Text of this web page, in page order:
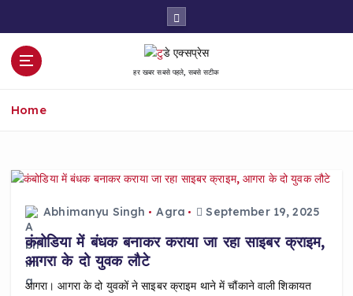
हर खबर सबसे पहले, सबसे सटीक
Home
Abhimanyu Singh Agra September 19, 2025
कंबोडिया में बंधक बनाकर कराया जा रहा साइबर क्राइम,
आगरा के दो युवक लौटे
आगरा। आगरा के दो युवकों ने साइबर क्राइम थाने में चौंकाने वाली शिकायत